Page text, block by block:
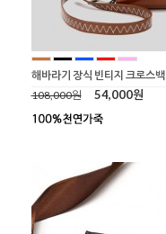
해바라기 장식 빈티지 크로스백
108,000원
54,000원